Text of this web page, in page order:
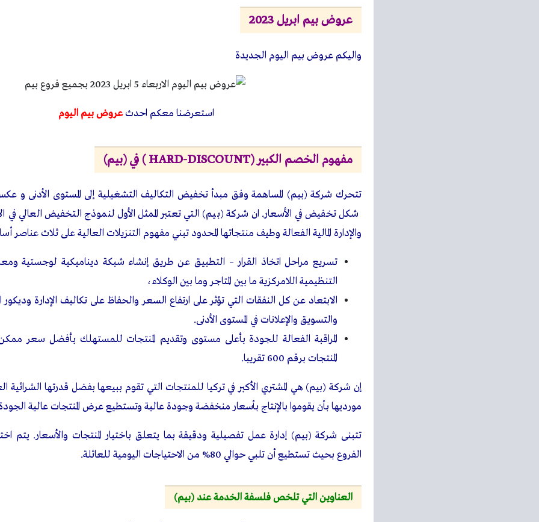
عروض بيم ابريل 2023
واليكم عروض بيم اليوم الجديدة
استعرضنا معكم احدثعروض بيم اليوم
مفهوم الخصم الكبير (HARD-DISCOUNT ) في (بيم)
تتحرك شركة (بيم) المساهمة وفق مبدأ تخفيض التكاليف التشغيلية إلى المستوى الأدنى و عكس
شكل تخفيض في الأسعار. ان شركة (بيم) التي تعتبر الممثل الأول لنموذج التخفيض العالي في
والإدارة المالية الفعالة وطيف منتجاتها المحدود تبني مفهوم التنزيلات العالية على ثلاث عناصر
تسريع مراحل اتخاذ القرار – التطبيق عن طريق إنشاء شبكة ديناميكية لوجستية
التنظيمية اللامركزية ما بين المتاجر وما بين الوكلاء،
الابتعاد عن كل النفقات التي تؤثر على ارتفاع السعر والحفاظ على تكاليف الإدارة وديكور
والتسويق والإعلانات في المستوى الأدنى.
المراقبة الفعالة للجودة بأعلى مستوى وتقديم المنتجات للمستهلك بأفضل سعر
المنتجات برقم 600 تقريبا.
إن شركة (بيم) هي المشتري الأكبر في تركيا للمنتجات التي تقوم ببيعها بفضل قدرتها
مورديها بأن يقوموا بالإنتاج بأسعار منخفضة وجودة عالية وتستطيع عرض المنتجات عالية
تتبنى شركة (بيم) إدارة عمل تفصيلية ودقيقة بما يتعلق باختيار المنتجات والأسعار. يتم
الفروع بحيث تستطيع أن تلبي حوالي 80% من الاحتياجات اليومية للعائلة.
العناوين التي تلخص فلسفة الخدمة عند (بيم)